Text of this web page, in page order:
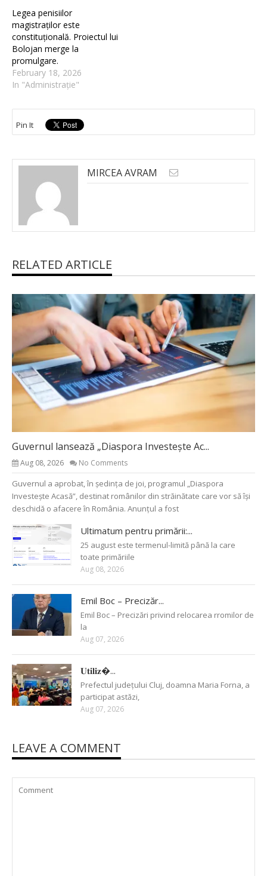
Legea penisiilor
magistraților este
constituțională. Proiectul lui
Bolojan merge la
promulgare.
February 18, 2026
In "Administrație"
Pin It
MIRCEA AVRAM
RELATED ARTICLE
Guvernul lansează „Diaspora Investește Ac...
Aug 08, 2026 No Comments
Guvernul a aprobat, în ședința de joi, programul „Diaspora
Investește Acasă”, destinat românilor din străinătate care vor să își
deschidă o afacere în România. Anunțul a fost
Ultimatum pentru primării:...
25 august este termenul-limită până la care
toate primăriile
Aug 08, 2026
Emil Boc – Precizăr...
Emil Boc – Precizări privind relocarea rromilor de
la
Aug 07, 2026
𝐔𝐭𝐢𝐥𝐢𝐳�...
Prefectul județului Cluj, doamna Maria Forna, a
participat astăzi,
Aug 07, 2026
LEAVE A COMMENT